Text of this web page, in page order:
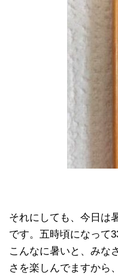
それにしても、今日は
です。五時頃になって
こんなに暑いと、みな
さを楽しんでますから